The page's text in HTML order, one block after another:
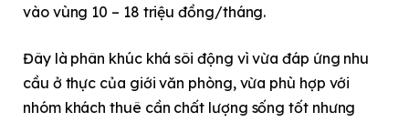
vào vùng 10 – 18 triệu đồng/tháng.
Đây là phân khúc khá sôi động vì vừa đáp ứng nhu
cầu ở thực của giới văn phòng, vừa phù hợp với
nhóm khách thuê cần chất lượng sống tốt nhưng